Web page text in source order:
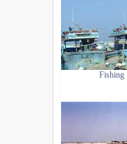
Fishing